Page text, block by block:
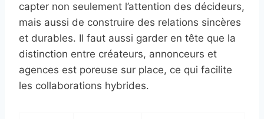
capter non seulement l’attention des décideurs,
mais aussi de construire des relations sincères
et durables. Il faut aussi garder en tête que la
distinction entre créateurs, annonceurs et
agences est poreuse sur place, ce qui facilite
les collaborations hybrides.